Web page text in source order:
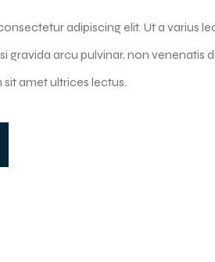
adipiscing elit. Ut a varius
gravida arcu pulvinar, non venenatis
amet ultrices lectus.